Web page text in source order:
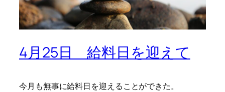
4月25日 給料日を迎えて
今月も無事に給料日を迎えることができた。